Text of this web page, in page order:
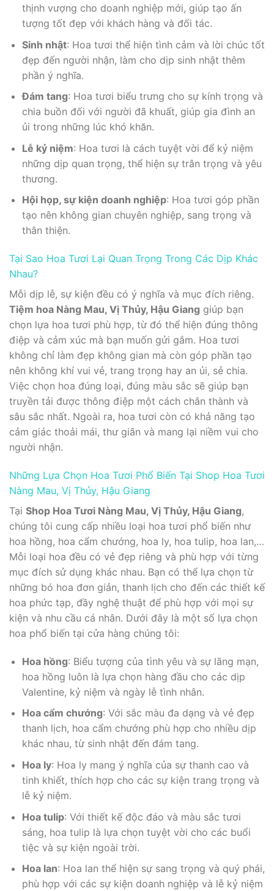
thịnh vượng cho doanh nghiệp mới, giúp tạo ấn
tượng tốt đẹp với khách hàng và đối tác.
Sinh nhật: Hoa tươi thể hiện tình cảm và lời chúc tốt
đẹp đến người nhận, làm cho dịp sinh nhật thêm
phần ý nghĩa.
Đám tang: Hoa tươi biểu trưng cho sự kính trọng và
chia buồn đối với người đã khuất, giúp gia đình an
ủi trong những lúc khó khăn.
Lễ kỷ niệm: Hoa tươi là cách tuyệt vời để kỷ niệm
những dịp quan trọng, thể hiện sự trân trọng và yêu
thương.
Hội họp, sự kiện doanh nghiệp: Hoa tươi góp phần
tạo nên không gian chuyên nghiệp, sang trọng và
thân thiện.
Tại Sao Hoa Tươi Lại Quan Trọng Trong Các Dịp Khác
Nhau?
Mỗi dịp lễ, sự kiện đều có ý nghĩa và mục đích riêng.
Tiệm hoa Nàng Mau, Vị Thủy, Hậu Giang giúp bạn
chọn lựa hoa tươi phù hợp, từ đó thể hiện đúng thông
điệp và cảm xúc mà bạn muốn gửi gắm. Hoa tươi
không chỉ làm đẹp không gian mà còn góp phần tạo
nên không khí vui vẻ, trang trọng hay an ủi, sẻ chia.
Việc chọn hoa đúng loại, đúng màu sắc sẽ giúp bạn
truyền tải được thông điệp một cách chân thành và
sâu sắc nhất. Ngoài ra, hoa tươi còn có khả năng tạo
cảm giác thoải mái, thư giãn và mang lại niềm vui cho
người nhận.
Những Lựa Chọn Hoa Tươi Phổ Biến Tại Shop Hoa Tươi
Nàng Mau, Vị Thủy, Hậu Giang
Tại Shop Hoa Tươi Nàng Mau, Vị Thủy, Hậu Giang,
chúng tôi cung cấp nhiều loại hoa tươi phổ biến như
hoa hồng, hoa cẩm chướng, hoa ly, hoa tulip, hoa lan,…
Mỗi loại hoa đều có vẻ đẹp riêng và phù hợp với từng
mục đích sử dụng khác nhau. Bạn có thể lựa chọn từ
những bó hoa đơn giản, thanh lịch cho đến các thiết kế
hoa phức tạp, đầy nghệ thuật để phù hợp với mọi sự
kiện và nhu cầu cá nhân. Dưới đây là một số lựa chọn
hoa phổ biến tại cửa hàng chúng tôi:
Hoa hồng: Biểu tượng của tình yêu và sự lãng mạn,
hoa hồng luôn là lựa chọn hàng đầu cho các dịp
Valentine, kỷ niệm và ngày lễ tình nhân.
Hoa cẩm chướng: Với sắc màu đa dạng và vẻ đẹp
thanh lịch, hoa cẩm chướng phù hợp cho nhiều dịp
khác nhau, từ sinh nhật đến đám tang.
Hoa ly: Hoa ly mang ý nghĩa của sự thanh cao và
tinh khiết, thích hợp cho các sự kiện trang trọng và
lễ kỷ niệm.
Hoa tulip: Với thiết kế độc đáo và màu sắc tươi
sáng, hoa tulip là lựa chọn tuyệt vời cho các buổi
tiệc và sự kiện ngoài trời.
Hoa lan: Hoa lan thể hiện sự sang trọng và quý phái,
phù hợp với các sự kiện doanh nghiệp và lễ kỷ niệm